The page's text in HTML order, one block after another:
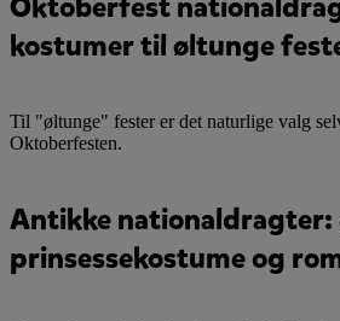
kostumer til øltunge
Til "øltunge" fester er det naturlige valg
Oktoberfesten.
Antikke
prinsessekostume og